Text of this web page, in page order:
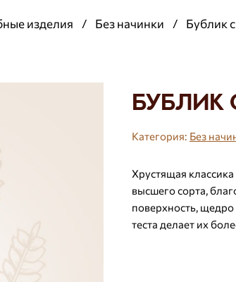
изделия / Без начинки / Бублик
Бублик
Категория: Без
Хрустящая
высшего сорта,
поверхность,
теста делает их